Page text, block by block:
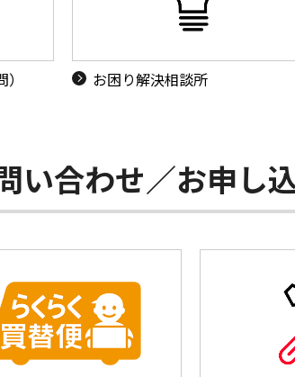
お困り解決相談所
い合わせ／お申し